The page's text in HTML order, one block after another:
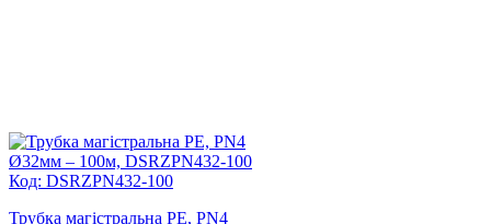
Код: DSRZPN432-100
Трубка магістральна PE, PN4